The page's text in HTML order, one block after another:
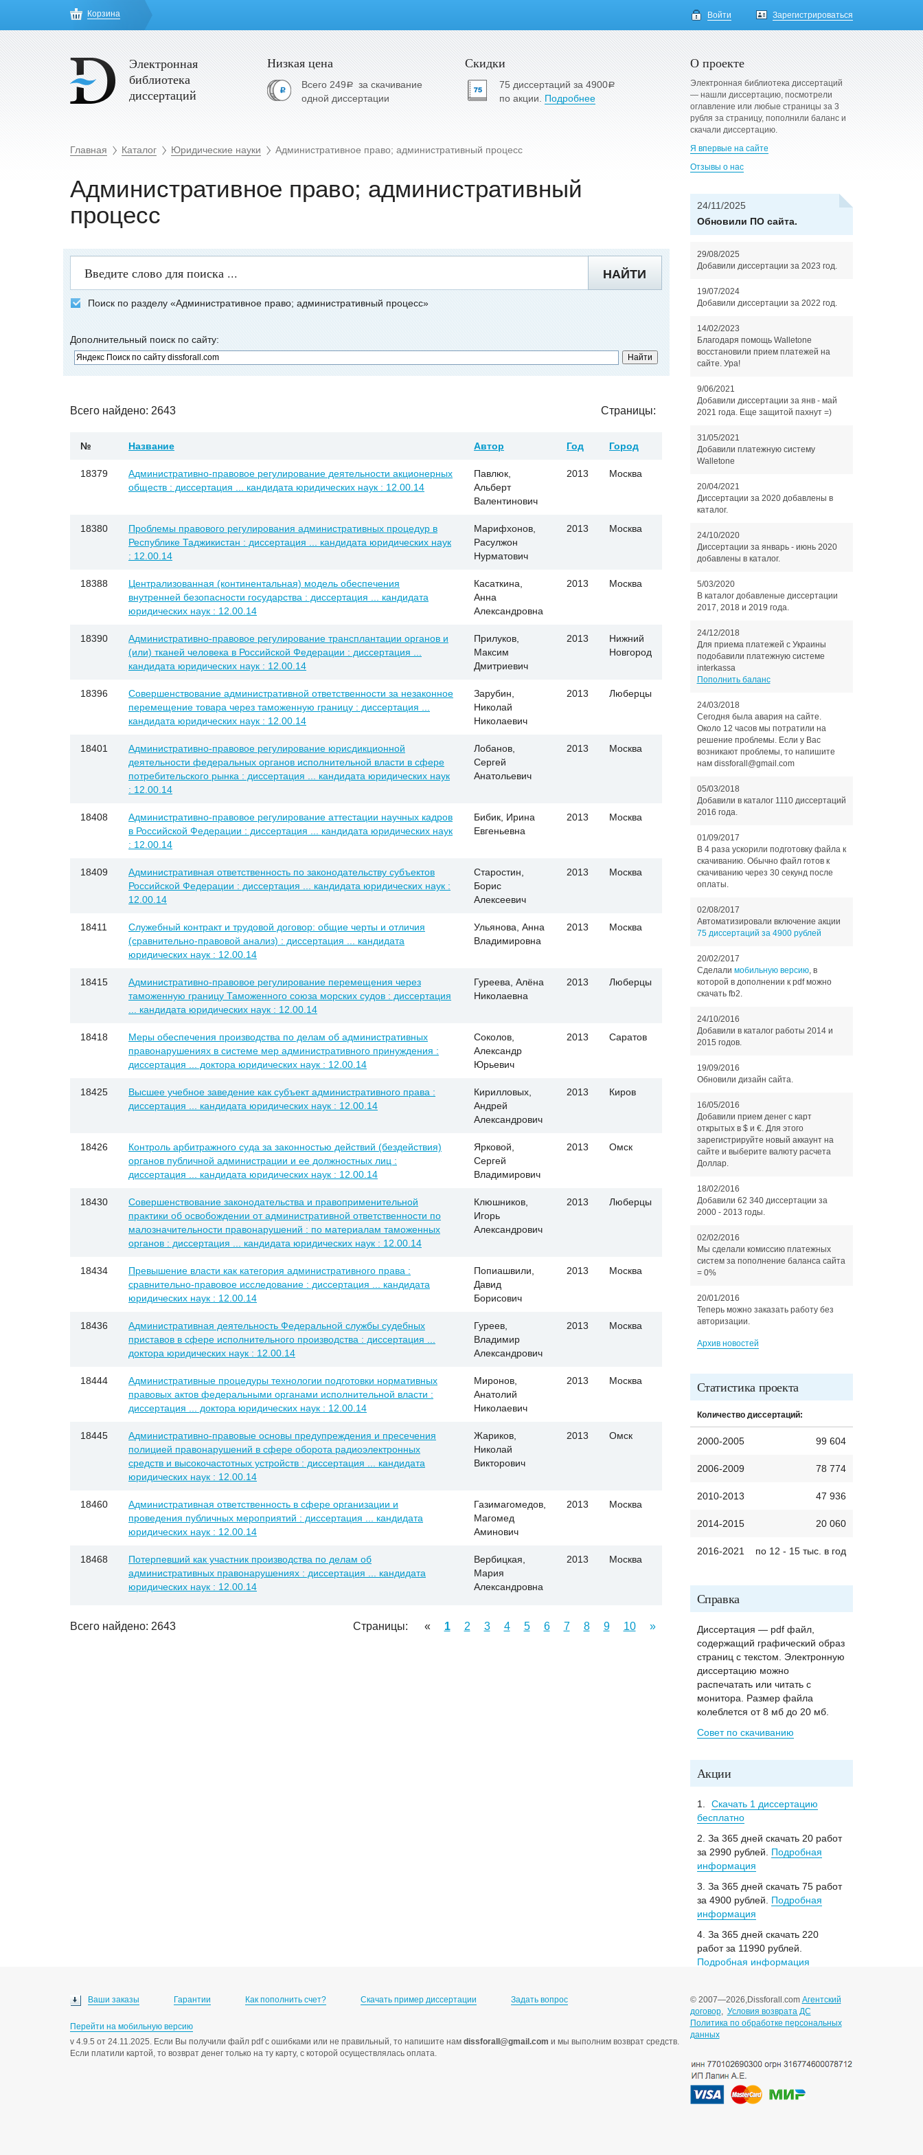
Корзина Войти Зарегистрироваться
Электронная
библиотека
диссертаций
Низкая цена
Всего 249aза скачивание
одной диссертации
Скидки
75 диссертаций за 4900a
по акции. Подробнее
Главная Каталог Юридические науки Административное право; административный процесс
Административное право; административный
процесс
НАЙТИ
Поиск по разделу «Административное право; административный процесс»
Дополнительный поиск по сайту:
Всего найдено: 2643 Страницы:
№ Название Автор Год Город
18379
Административно-правовое регулирование деятельности акционерных
обществ : диссертация ... кандидата юридических наук : 12.00.14
Павлюк,
Альберт
Валентинович
2013 Москва
18380
Проблемы правового регулирования административных процедур в
Республике Таджикистан : диссертация ... кандидата юридических наук
: 12.00.14
Марифхонов,
Расулжон
Нурматович
2013 Москва
18388
Централизованная (континентальная) модель обеспечения
внутренней безопасности государства : диссертация ... кандидата
юридических наук : 12.00.14
Касаткина,
Анна
Александровна
2013 Москва
18390
Административно-правовое регулирование трансплантации органов и
(или) тканей человека в Российской Федерации : диссертация ...
кандидата юридических наук : 12.00.14
Прилуков,
Максим
Дмитриевич
2013
Нижний
Новгород
18396
Совершенствование административной ответственности за незаконное
перемещение товара через таможенную границу : диссертация ...
кандидата юридических наук : 12.00.14
Зарубин,
Николай
Николаевич
2013 Люберцы
18401
Административно-правовое регулирование юрисдикционной
деятельности федеральных органов исполнительной власти в сфере
потребительского рынка : диссертация ... кандидата юридических наук
: 12.00.14
Лобанов,
Сергей
Анатольевич
2013 Москва
18408
Административно-правовое регулирование аттестации научных кадров
в Российской Федерации : диссертация ... кандидата юридических наук
: 12.00.14
Бибик, Ирина
Евгеньевна
2013 Москва
18409
Административная ответственность по законодательству субъектов
Российской Федерации : диссертация ... кандидата юридических наук :
12.00.14
Старостин,
Борис
Алексеевич
2013 Москва
18411
Служебный контракт и трудовой договор: общие черты и отличия
(сравнительно-правовой анализ) : диссертация ... кандидата
юридических наук : 12.00.14
Ульянова, Анна
Владимировна
2013 Москва
18415
Административно-правовое регулирование перемещения через
таможенную границу Таможенного союза морских судов : диссертация
... кандидата юридических наук : 12.00.14
Гуреева, Алёна
Николаевна
2013 Люберцы
18418
Меры обеспечения производства по делам об административных
правонарушениях в системе мер административного принуждения :
диссертация ... доктора юридических наук : 12.00.14
Соколов,
Александр
Юрьевич
2013 Саратов
18425
Высшее учебное заведение как субъект административного права :
диссертация ... кандидата юридических наук : 12.00.14
Кирилловых,
Андрей
Александрович
2013 Киров
18426
Контроль арбитражного суда за законностью действий (бездействия)
органов публичной администрации и ее должностных лиц :
диссертация ... кандидата юридических наук : 12.00.14
Ярковой,
Сергей
Владимирович
2013 Омск
18430
Совершенствование законодательства и правоприменительной
практики об освобождении от административной ответственности по
малозначительности правонарушений : по материалам таможенных
органов : диссертация ... кандидата юридических наук : 12.00.14
Клюшников,
Игорь
Александрович
2013 Люберцы
18434
Превышение власти как категория административного права :
сравнительно-правовое исследование : диссертация ... кандидата
юридических наук : 12.00.14
Попиашвили,
Давид
Борисович
2013 Москва
18436
Административная деятельность Федеральной службы судебных
приставов в сфере исполнительного производства : диссертация ...
доктора юридических наук : 12.00.14
Гуреев,
Владимир
Александрович
2013 Москва
18444
Административные процедуры технологии подготовки нормативных
правовых актов федеральными органами исполнительной власти :
диссертация ... доктора юридических наук : 12.00.14
Миронов,
Анатолий
Николаевич
2013 Москва
18445
Административно-правовые основы предупреждения и пресечения
полицией правонарушений в сфере оборота радиоэлектронных
средств и высокочастотных устройств : диссертация ... кандидата
юридических наук : 12.00.14
Жариков,
Николай
Викторович
2013 Омск
18460
Административная ответственность в сфере организации и
проведения публичных мероприятий : диссертация ... кандидата
юридических наук : 12.00.14
Газимагомедов,
Магомед
Аминович
2013 Москва
18468
Потерпевший как участник производства по делам об
административных правонарушениях : диссертация ... кандидата
юридических наук : 12.00.14
Вербицкая,
Мария
Александровна
2013 Москва
Всего найдено: 2643 Страницы: « 1 2 3 4 5 6 7 8 9 10 »
О проекте
Электронная библиотека диссертаций
— нашли диссертацию, посмотрели
оглавление или любые страницы за 3
рубля за страницу, пополнили баланс и
скачали диссертацию.
Я впервые на сайте
Отзывы о нас
24/11/2025
Обновили ПО сайта.
29/08/2025
Добавили диссертации за 2023 год.
19/07/2024
Добавили диссертации за 2022 год.
14/02/2023
Благодаря помощь Walletone
восстановили прием платежей на
сайте. Ура!
9/06/2021
Добавили диссертации за янв - май
2021 года. Еще защитой пахнут =)
31/05/2021
Добавили платежную систему
Walletone
20/04/2021
Диссертации за 2020 добавлены в
каталог.
24/10/2020
Диссертации за январь - июнь 2020
добавлены в каталог.
5/03/2020
В каталог добавленые диссертации
2017, 2018 и 2019 года.
24/12/2018
Для приема платежей с Украины
подобавили платежную системе
interkassa
Пополнить баланс
24/03/2018
Сегодня была авария на сайте.
Около 12 часов мы потратили на
решение проблемы. Если у Вас
возникают проблемы, то напишите
нам dissforall@gmail.com
05/03/2018
Добавили в каталог 1110 диссертаций
2016 года.
01/09/2017
В 4 раза ускорили подготовку файла к
скачиванию. Обычно файл готов к
скачиванию через 30 секунд после
оплаты.
02/08/2017
Автоматизировали включение акции
75 диссертаций за 4900 рублей
20/02/2017
Сделали мобильную версию, в
которой в дополнении к pdf можно
скачать fb2.
24/10/2016
Добавили в каталог работы 2014 и
2015 годов.
19/09/2016
Обновили дизайн сайта.
16/05/2016
Добавили прием денег с карт
открытых в $ и €. Для этого
зарегистрируйте новый аккаунт на
сайте и выберите валюту расчета
Доллар.
18/02/2016
Добавили 62 340 диссертации за
2000 - 2013 годы.
02/02/2016
Мы сделали комиссию платежных
систем за пополнение баланса сайта
= 0%
20/01/2016
Теперь можно заказать работу без
авторизации.
Архив новостей
Статистика проекта
Количество диссертаций:
2000-2005 99 604
2006-2009 78 774
2010-2013 47 936
2014-2015 20 060
2016-2021 по 12 - 15 тыс. в год
Справка
Диссертация — pdf файл,
содержащий графический образ
страниц с текстом. Электронную
диссертацию можно
распечатать или читать с
монитора. Размер файла
колеблется от 8 мб до 20 мб.
Совет по скачиванию
Акции
1.
Скачать 1 диссертацию
бесплатно
2. За 365 дней скачать 20 работ
за 2990 рублей. Подробная
информация
3. За 365 дней скачать 75 работ
за 4900 рублей. Подробная
информация
4. За 365 дней скачать 220
работ за 11990 рублей.
Подробная информация
Ваши заказы Гарантии Как пополнить счет? Скачать пример диссертации Задать вопрос
Перейти на мобильную версию
v 4.9.5 от 24.11.2025. Если Вы получили файл pdf с ошибками или не правильный, то напишите нам dissforall@gmail.com и мы выполним возврат средств.
Если платили картой, то возврат денег только на ту карту, с которой осуществлялась оплата.
© 2007—2026,Dissforall.com Агентский
договор, Условия возврата ДС
Политика по обработке персональных
данных